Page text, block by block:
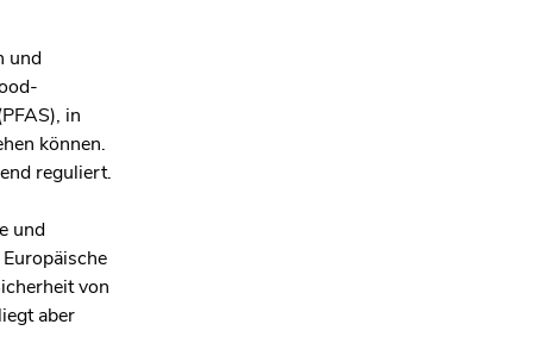
und
in
können.
reguliert.
und
von
aber